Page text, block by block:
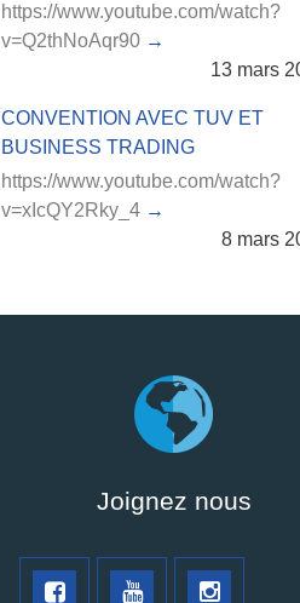
https://www.youtube.com/watch?
v=Q2thNoAqr90
13 mars
CONVENTION AVEC TUV ET
BUSINESS TRADING
https://www.youtube.com/watch?
v=xIcQY2Rky_4
8 mars
Joignez nous